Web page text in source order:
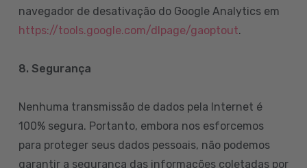
navegador de desativação do Google Analytics em
https://tools.google.com/dlpage/gaoptout.
8. Segurança
Nenhuma transmissão de dados pela Internet é
100% segura. Portanto, embora nos esforcemos
para proteger seus dados pessoais, não podemos
garantir a segurança das informações coletadas por